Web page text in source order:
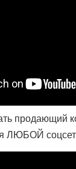
продающий
ЛЮБОЙ